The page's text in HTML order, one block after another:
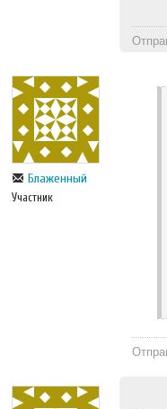
Блаженный
Участник